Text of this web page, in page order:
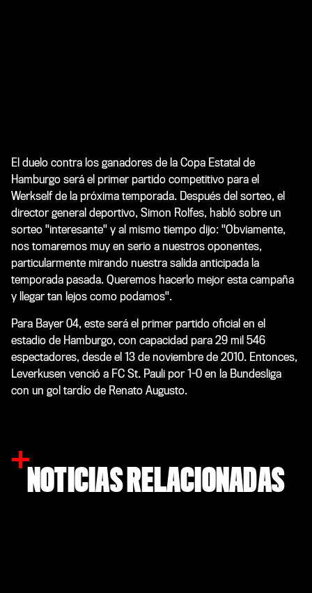
El duelo contra los ganadores de la Copa Estatal de
Hamburgo será el primer partido competitivo para el
Werkself de la próxima temporada. Después del sorteo, el
director general deportivo, Simon Rolfes, habló sobre un
sorteo "interesante" y al mismo tiempo dijo: "Obviamente,
nos tomaremos muy en serio a nuestros oponentes,
particularmente mirando nuestra salida anticipada la
temporada pasada. Queremos hacerlo mejor esta campaña
y llegar tan lejos como podamos".
Para Bayer 04, este será el primer partido oficial en el
estadio de Hamburgo, con capacidad para 29 mil 546
espectadores, desde el 13 de noviembre de 2010. Entonces,
Leverkusen venció a FC St. Pauli por 1-0 en la Bundesliga
con un gol tardío de Renato Augusto.
NOTICIAS RELACIONADAS